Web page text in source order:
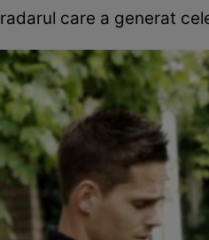
radarul care a generat